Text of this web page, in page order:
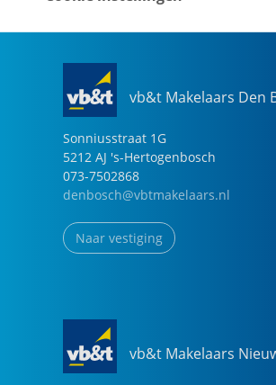
vb&t Makelaars Den
Sonniusstraat 1G
5212 AJ 's-Hertogenbosch
073-7502868
denbosch@vbtmakelaars.nl
Naar vestiging
vb&t Makelaars